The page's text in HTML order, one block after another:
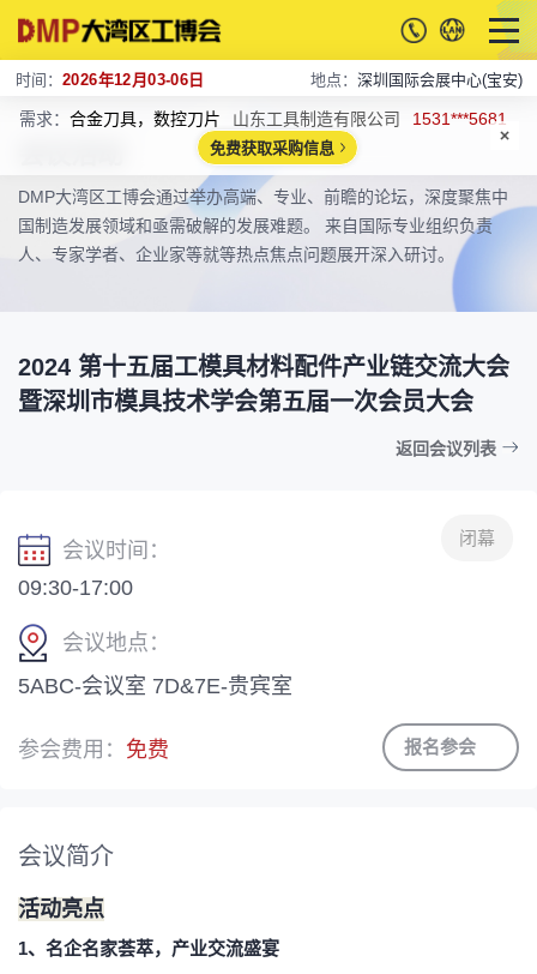
时间： 2026年12月03-06日 地点： 深圳国际会展中心(宝安)
需求： 合金刀具，数控刀片 山东工具制造有限公司 1531***5681
免费获取采购信息
DMP大湾区工博会通过举办高端、专业、前瞻的论坛，深度聚焦中
国制造发展领域和亟需破解的发展难题。 来自国际专业组织负责
人、专家学者、企业家等就等热点焦点问题展开深入研讨。
2024 第十五届工模具材料配件产业链交流大会
暨深圳市模具技术学会第五届一次会员大会
返回会议列表
会议时间：
09:30-17:00
会议地点：
5ABC-会议室 7D&7E-贵宾室
参会费用： 免费 报名参会
会议简介
活动亮点
1、名企名家荟萃，产业交流盛宴